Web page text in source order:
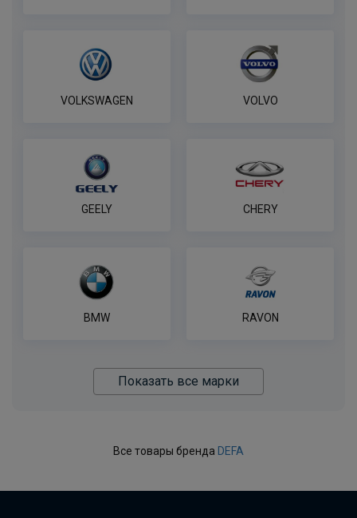
VOLKSWAGEN VOLVO
GEELY CHERY
BMW RAVON
Показать все марки
Все товары бренда DEFA